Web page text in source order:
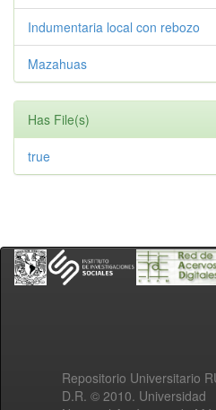
Indumentaria local con rebozo
Mazahuas
Has File(s)
true
Repositorio Universitario
D.R. © 2010. Universidad